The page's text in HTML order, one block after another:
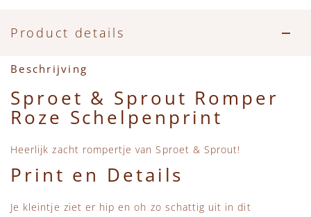
Zwemkleding
Feestkleding
Beren, Speendoekjes en Knuffeldoekjes
Verzorgingsproducten
Beren
Mini Rodini
+1 in the family
New Balance
Piupiuchick
Product details
Beschrijving
Sproet & Sprout Romper
Roze Schelpenprint
Heerlijk zacht rompertje van Sproet & Sprout!
Print en Details
Je kleintje ziet er hip en oh zo schattig uit in dit